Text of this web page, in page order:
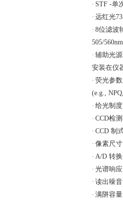
· STF -单
· 远红光
· 8位滤波
505/560nm
· 辅助光
安装在仪
· 荧光参
(e.g.,
· 给光制
· CCD检
· CCD 制
· 像素尺
· A/D 转
· 光谱响
· 读出噪
· 满阱容